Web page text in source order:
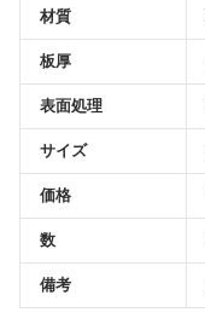
材質
板厚
表面処理
サイズ
価格
数
備考